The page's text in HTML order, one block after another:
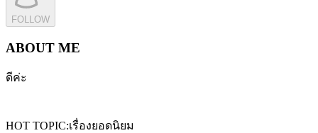
FOLLOW
ABOUT ME
ดีค่ะ
HOT TOPIC เรื่องยอดนิยม